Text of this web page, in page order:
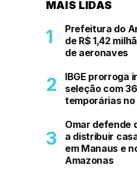
MAIS LIDAS
Prefeitura do
de R$ 1,42
de aeronaves
IBGE prorroga
seleção com
temporárias no
Omar defende
a distribuir
em Manaus e
Amazonas